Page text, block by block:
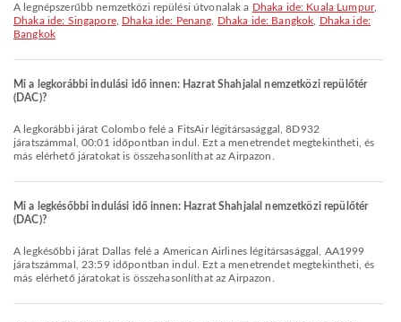
A legnépszerűbb nemzetközi repülési útvonalak a Dhaka ide: Kuala Lumpur,
Dhaka ide: Singapore, Dhaka ide: Penang Dhaka ide: Bangkok
Dhaka ide:
Bangkok
Mi a legkorábbi indulási idő innen: Hazrat Shahjalal nemzetközi repülőtér
(DAC)?
A legkorábbi járat Colombo felé a FitsAir légitársasággal, 8D932
járatszámmal, 00:01 időpontban indul. Ezt a menetrendet megtekintheti, és
más elérhető járatokat is összehasonlíthat az Airpazon.
Mi a legkésőbbi indulási idő innen: Hazrat Shahjalal nemzetközi repülőtér
(DAC)?
A legkésőbbi járat Dallas felé a American Airlines légitársasággal, AA1999
járatszámmal, 23:59 időpontban indul. Ezt a menetrendet megtekintheti, és
más elérhető járatokat is összehasonlíthat az Airpazon.